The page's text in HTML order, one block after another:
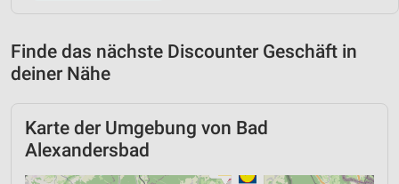
Finde das nächste Discounter Geschäft in
deiner Nähe
Karte der Umgebung von Bad
Alexandersbad